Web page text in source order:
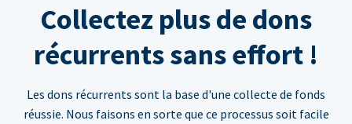
Collectez plus de dons
récurrents sans effort !
Les dons récurrents sont la base d'une collecte de fonds
réussie. Nous faisons en sorte que ce processus soit facile